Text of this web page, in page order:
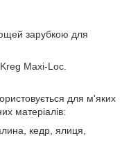
зарубкою для
Maxi-Loc.
для м'яких
матеріалів:
кедр, ялиця,